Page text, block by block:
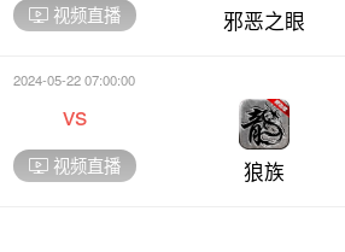
视频直播 邪恶之眼
2024-05-22 07:00:00
vs
视频直播 狼族